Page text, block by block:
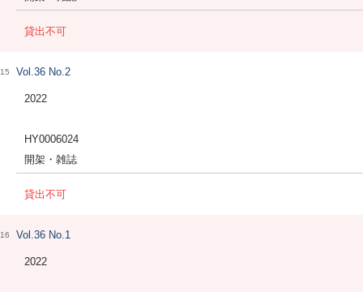
貸出不可
15 Vol.36 No.2
2022
HY0006024
開架・雑誌
貸出不可
16 Vol.36 No.1
2022